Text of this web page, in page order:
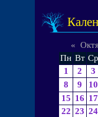
«
Пн Вт Ср
1
2 3
8
9 10
15 16 17
22 23 24